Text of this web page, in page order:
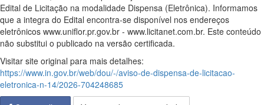
Edital de Licitação na modalidade Dispensa (Eletrônica). Informamos
que a integra do Edital encontra-se disponível nos endereços
eletrônicos www.uniflor.pr.gov.br - www.licitanet.com.br. Este conteúdo
não substitui o publicado na versão certificada.
Visitar site original para mais detalhes:
https://www.in.gov.br/web/dou/-/aviso-de-dispensa-de-licitacao-
eletronica-n-14/2026-704248685